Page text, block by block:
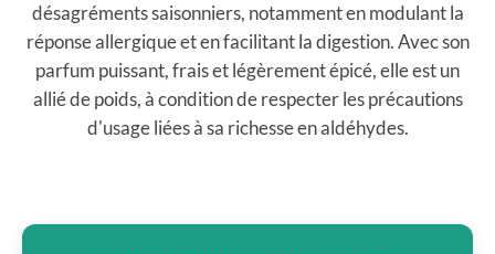
désagréments saisonniers, notamment en modulant la
réponse allergique et en facilitant la digestion. Avec son
parfum puissant, frais et légèrement épicé, elle est un
allié de poids, à condition de respecter les précautions
d'usage liées à sa richesse en aldéhydes.